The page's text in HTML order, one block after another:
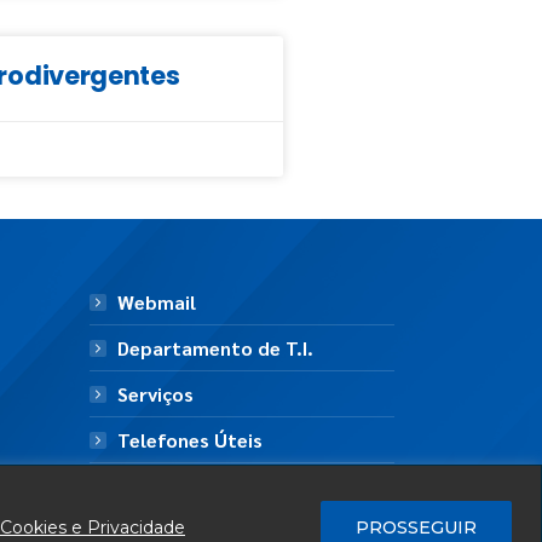
e Privacidade PROSSEGUIR
Webmail
Departamento de T.I.
Serviços
Telefones Úteis